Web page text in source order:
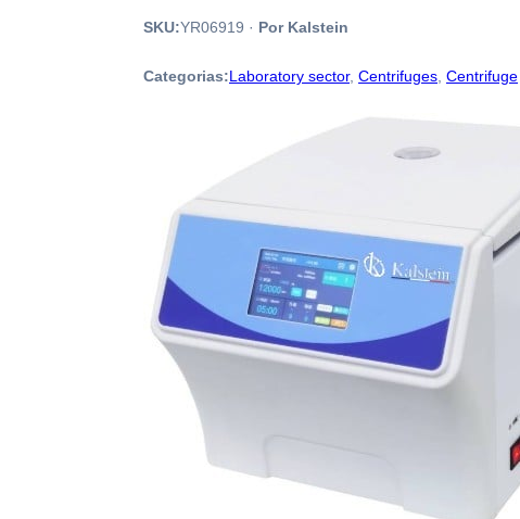
SKU:YR06919 · Por Kalstein
Categorias:Laboratory sector, Centrifuges Centrifuge